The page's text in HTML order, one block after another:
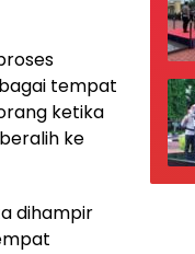
tempat
ketika
ke
dihampir